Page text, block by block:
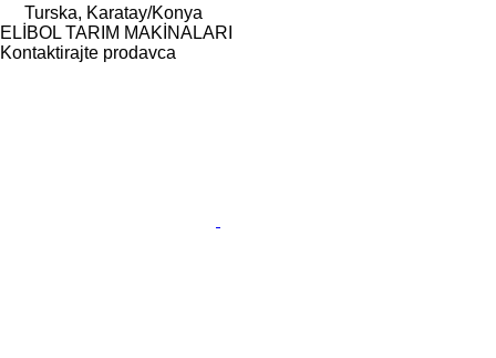
Turska, Karatay/Konya
ELİBOL TARIM MAKİNALARI
Kontaktirajte prodavca